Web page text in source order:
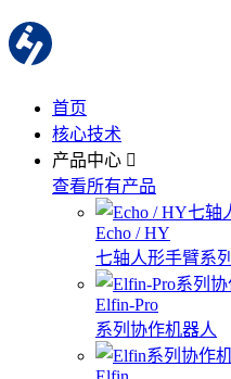
首页
核心技术
产品中心
查看所有产品
Echo / HY
七轴人形手臂系列
Elfin-Pro
系列协作机器人